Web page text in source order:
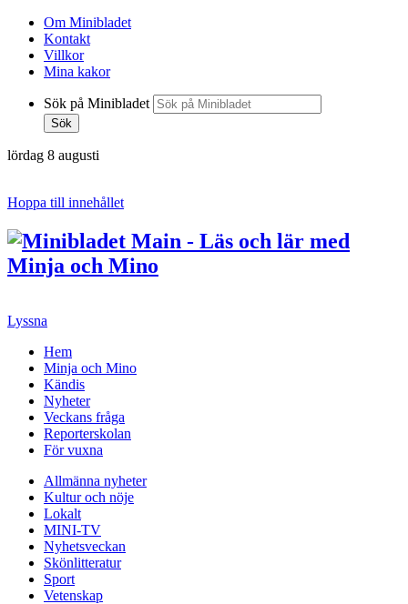
Om Minibladet
Kontakt
Villkor
Mina kakor
Sök på Minibladet
Sök
lördag 8 augusti
Hoppa till innehållet
Lyssna
Hem
Minja och Mino
Kändis
Nyheter
Veckans fråga
Reporterskolan
För vuxna
Allmänna nyheter
Kultur och nöje
Lokalt
MINI-TV
Nyhetsveckan
Skönlitteratur
Sport
Vetenskap